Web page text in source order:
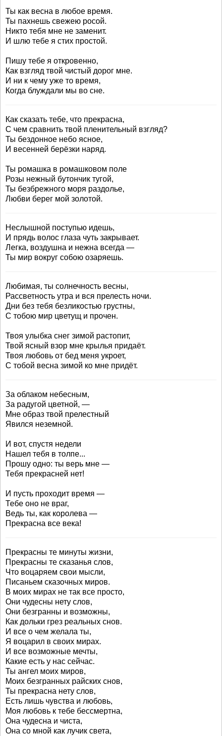
Ты как весна в любое время.
Ты пахнешь свежею росой.
Никто тебя мне не заменит.
И шлю тебе я стих простой.
Пишу тебе я откровенно,
Как взгляд твой чистый дорог мне.
И ни к чему уже то время,
Когда блуждали мы во сне.
Как сказать тебе, что прекрасна,
С чем сравнить твой пленительный взгляд?
Ты бездонное небо ясное,
И весенней берёзки наряд.
Ты ромашка в ромашковом поле
Розы нежный бутончик тугой,
Ты безбрежного моря раздолье,
Любви берег мой золотой.
Неслышной поступью идешь,
И прядь волос глаза чуть закрывает.
Легка, воздушна и нежна всегда —
Ты мир вокруг собою озаряешь.
Любимая, ты солнечность весны,
Рассветность утра и вся прелесть ночи.
Дни без тебя безликостью грустны,
С тобою мир цветущ и прочен.
Твоя улыбка снег зимой растопит,
Твой ясный взор мне крылья придаёт.
Твоя любовь от бед меня укроет,
С тобой весна зимой ко мне придёт.
За облаком небесным,
За радугой цветной, —
Мне образ твой прелестный
Явился неземной.
И вот, спустя недели
Нашел тебя в толпе...
Прошу одно: ты верь мне —
Тебя прекрасней нет!
И пусть проходит время —
Тебе оно не враг,
Ведь ты, как королева —
Прекрасна все века!
Прекрасны те минуты жизни,
Прекрасны те сказанья слов,
Что воцаряем свои мысли,
Писаньем сказочных миров.
В моих мирах не так все просто,
Они чудесны нету слов,
Они безгранны и возможны,
Как дольки грез реальных снов.
И все о чем желала ты,
Я воцарил в своих мирах.
И все возможные мечты,
Какие есть у нас сейчас.
Ты ангел моих миров,
Моих безгранных райских снов,
Ты прекрасна нету слов,
Есть лишь чувства и любовь,
Моя любовь к тебе бессмертна,
Она чудесна и чиста,
Она со мной как лучик света,